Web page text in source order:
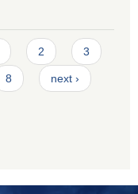
2 3
8 next ›